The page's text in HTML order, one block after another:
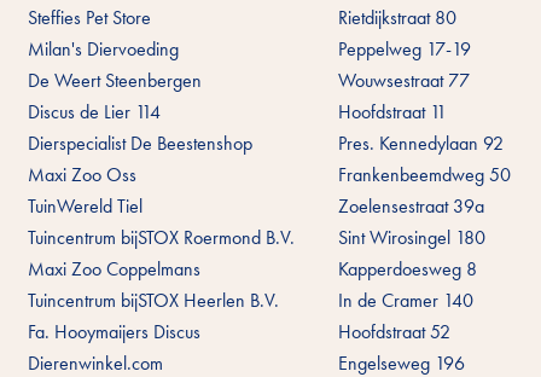
Steffies Pet Store
Rietdijkstraat 80
Milan's Diervoeding
Peppelweg 17-19
De Weert Steenbergen
Wouwsestraat 77
Discus de Lier 114
Hoofdstraat 11
Dierspecialist De Beestenshop
Pres. Kennedylaan 92
Maxi Zoo Oss
Frankenbeemdweg 50
TuinWereld Tiel
Zoelensestraat 39a
Tuincentrum bijSTOX Roermond B.V.
Sint Wirosingel 180
Maxi Zoo Coppelmans
Kapperdoesweg 8
Tuincentrum bijSTOX Heerlen B.V.
In de Cramer 140
Fa. Hooymaijers Discus
Hoofdstraat 52
Dierenwinkel.com
Engelseweg 196